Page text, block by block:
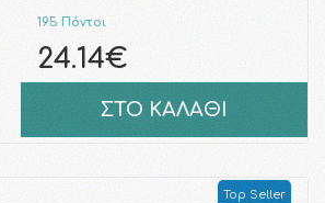
195 Πόντοι
24.14€
ΣΤΟ ΚΑΛΑΘΙ
Top Seller